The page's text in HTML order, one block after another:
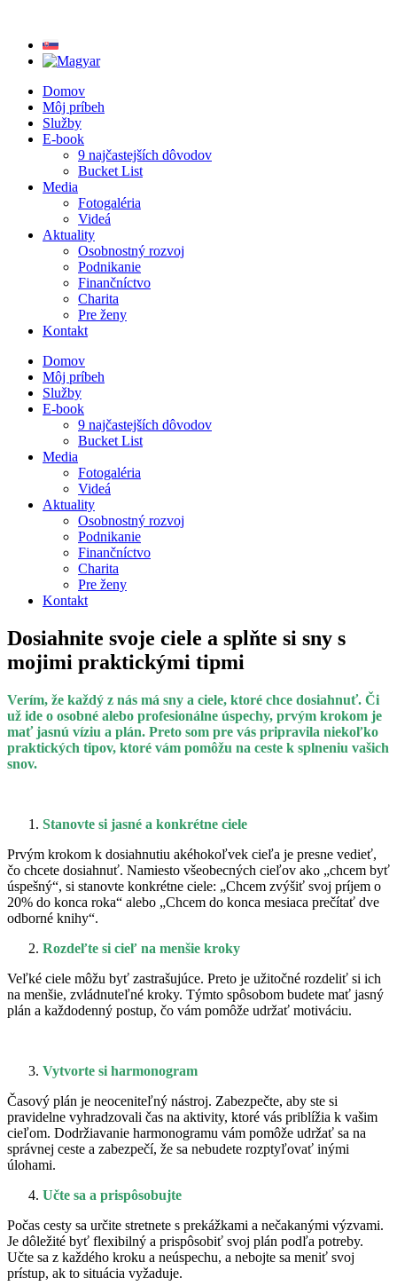
obsah
Domov
Môj príbeh
Služby
E-book
9 najčastejších dôvodov
Bucket List
Media
Fotogaléria
Videá
Aktuality
Osobnostný rozvoj
Podnikanie
Finančníctvo
Charita
Pre ženy
Kontakt
Domov
Môj príbeh
Služby
E-book
9 najčastejších dôvodov
Bucket List
Media
Fotogaléria
Videá
Aktuality
Osobnostný rozvoj
Podnikanie
Finančníctvo
Charita
Pre ženy
Kontakt
Dosiahnite svoje ciele a splňte si sny s
mojimi praktickými tipmi
Verím, že každý z nás má sny a ciele, ktoré chce dosiahnuť. Či
už ide o osobné alebo profesionálne úspechy, prvým krokom je
mať jasnú víziu a plán. Preto som pre vás pripravila niekoľko
praktických tipov, ktoré vám pomôžu na ceste k splneniu vašich
snov.
Stanovte si jasné a konkrétne ciele
Prvým krokom k dosiahnutiu akéhokoľvek cieľa je presne vedieť,
čo chcete dosiahnuť. Namiesto všeobecných cieľov ako „chcem byť
úspešný“, si stanovte konkrétne ciele: „Chcem zvýšiť svoj príjem o
20% do konca roka“ alebo „Chcem do konca mesiaca prečítať dve
odborné knihy“.
Rozdeľte si cieľ na menšie kroky
Veľké ciele môžu byť zastrašujúce. Preto je užitočné rozdeliť si ich
na menšie, zvládnuteľné kroky. Týmto spôsobom budete mať jasný
plán a každodenný postup, čo vám pomôže udržať motiváciu.
Vytvorte si harmonogram
Časový plán je neoceniteľný nástroj. Zabezpečte, aby ste si
pravidelne vyhradzovali čas na aktivity, ktoré vás priblížia k vašim
cieľom. Dodržiavanie harmonogramu vám pomôže udržať sa na
správnej ceste a zabezpečí, že sa nebudete rozptyľovať inými
úlohami.
Učte sa a prispôsobujte
Počas cesty sa určite stretnete s prekážkami a nečakanými výzvami.
Je dôležité byť flexibilný a prispôsobiť svoj plán podľa potreby.
Učte sa z každého kroku a neúspechu, a nebojte sa meniť svoj
prístup, ak to situácia vyžaduje.